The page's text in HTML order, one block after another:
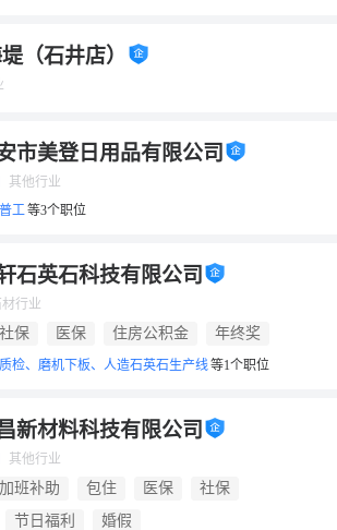
（石井店）
市美登日用品有限公司
其他行业
工等3个职位
石英石科技有限公司
材行业
社保 医保 住房公积金 年终奖
检、磨机下板、人造石英石生产线等1个职位
新材料科技有限公司
其他行业
加班补助 包住 医保
社保
节日福利 婚假